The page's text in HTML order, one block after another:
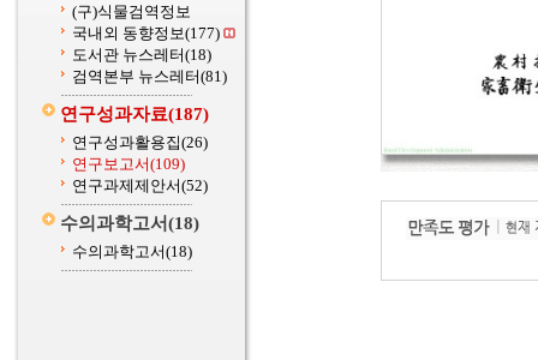
(구)식물검역정보
국내외 동향정보(177)
도서관 뉴스레터(18)
검역본부 뉴스레터(81)
연구성과자료(187)
연구성과활용집(26)
연구보고서(109)
연구과제제안서(52)
수의과학고서(18)
수의과학고서(18)